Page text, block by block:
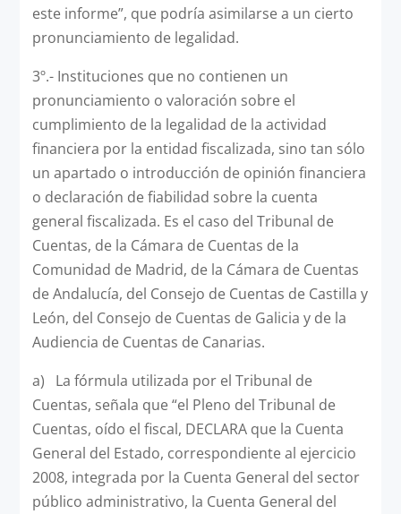
este informe”, que podría asimilarse a un cierto
pronunciamiento de legalidad.
3º.- Instituciones que no contienen un
pronunciamiento o valoración sobre el
cumplimiento de la legalidad de la actividad
financiera por la entidad fiscalizada, sino tan sólo
un apartado o introducción de opinión financiera
o declaración de fiabilidad sobre la cuenta
general fiscalizada. Es el caso del Tribunal de
Cuentas, de la Cámara de Cuentas de la
Comunidad de Madrid, de la Cámara de Cuentas
de Andalucía, del Consejo de Cuentas de Castilla y
León, del Consejo de Cuentas de Galicia y de la
Audiencia de Cuentas de Canarias.
a) La fórmula utilizada por el Tribunal de
Cuentas, señala que “el Pleno del Tribunal de
Cuentas, oído el fiscal, DECLARA que la Cuenta
General del Estado, correspondiente al ejercicio
2008, integrada por la Cuenta General del sector
público administrativo, la Cuenta General del